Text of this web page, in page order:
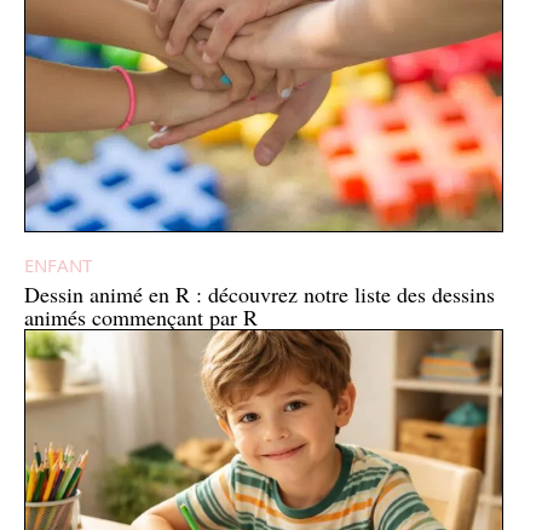
ENFANT
Dessin animé en R : découvrez notre liste des dessins
animés commençant par R